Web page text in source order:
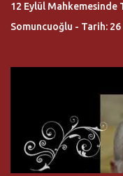
12 Eylül Mahkemesinde
Somuncuoğlu - Tarih: 26